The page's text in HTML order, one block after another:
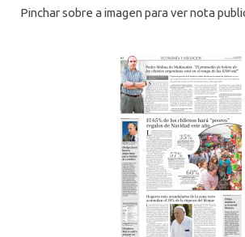
Pinchar sobre a imagen para ver nota